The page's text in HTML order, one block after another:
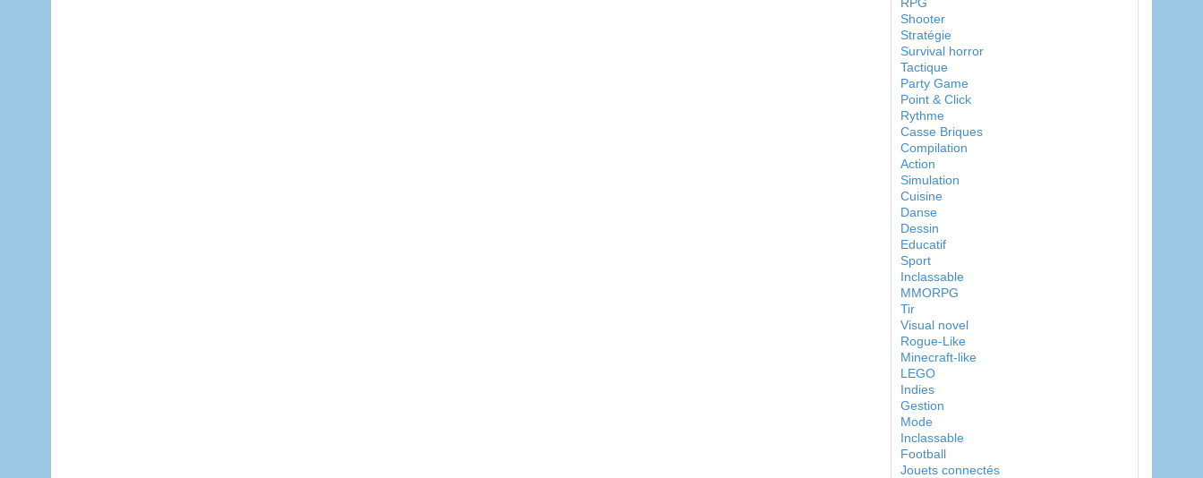
Shooter
Stratégie
Survival horror
Tactique
Party Game
Point & Click
Rythme
Casse Briques
Compilation
Action
Simulation
Cuisine
Danse
Dessin
Educatif
Sport
Inclassable
MMORPG
Tir
Visual novel
Rogue-Like
Minecraft-like
LEGO
Indies
Gestion
Mode
Inclassable
Football
Jouets connectés